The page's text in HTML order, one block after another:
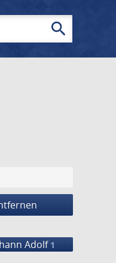
search
Adolf 1